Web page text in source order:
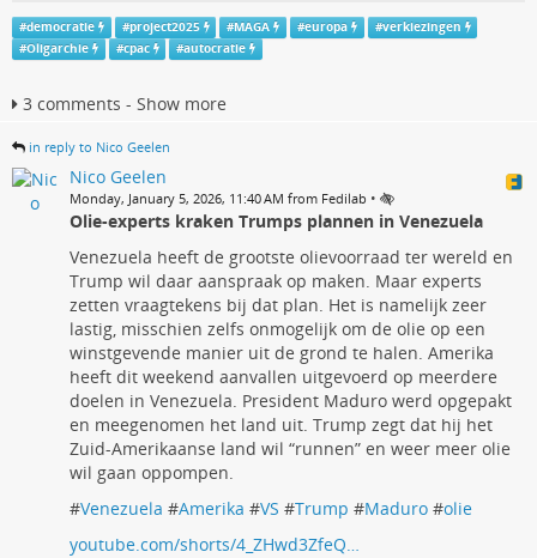
#democratie #project2025 #MAGA #europa #verkiezingen
#Oligarchie #cpac #autocratie
3 comments - Show more
in reply to Nico Geelen
Nico Geelen
Monday, January 5, 2026, 11:40 AM from Fedilab •
Olie-experts kraken Trumps plannen in Venezuela
Venezuela heeft de grootste olievoorraad ter wereld en
Trump wil daar aanspraak op maken. Maar experts
zetten vraagtekens bij dat plan. Het is namelijk zeer
lastig, misschien zelfs onmogelijk om de olie op een
winstgevende manier uit de grond te halen. Amerika
heeft dit weekend aanvallen uitgevoerd op meerdere
doelen in Venezuela. President Maduro werd opgepakt
en meegenomen het land uit. Trump zegt dat hij het
Zuid-Amerikaanse land wil “runnen” en weer meer olie
wil gaan oppompen.
#Venezuela #Amerika #VS #Trump #Maduro #olie
youtube.com/shorts/4_ZHwd3ZfeQ…